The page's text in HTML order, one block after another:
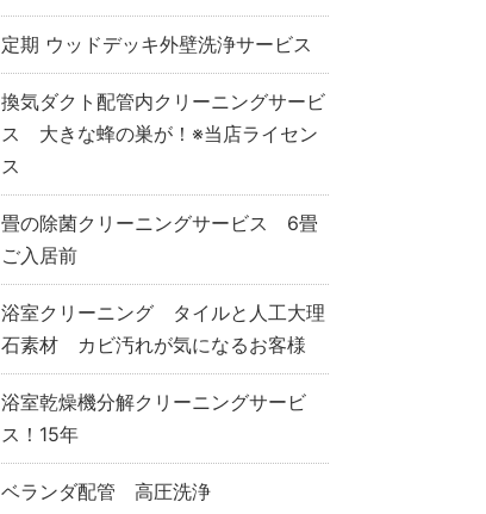
定期 ウッドデッキ外壁洗浄サービス
換気ダクト配管内クリーニングサービ
ス 大きな蜂の巣が！※当店ライセン
ス
畳の除菌クリーニングサービス 6畳
ご入居前
浴室クリーニング タイルと人工大理
石素材 カビ汚れが気になるお客様
浴室乾燥機分解クリーニングサービ
ス！15年
ベランダ配管 高圧洗浄